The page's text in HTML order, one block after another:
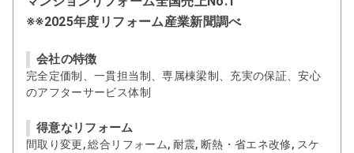
※※2025年度リフォーム産業新聞調べ
会社の特徴
完全定価制、一貫担当制、専属棟梁制、充実の保証、安心
のアフターサービス体制
得意なリフォーム
間取り変更, 総合リフォーム, 耐震, 断熱・省エネ改修, スケ